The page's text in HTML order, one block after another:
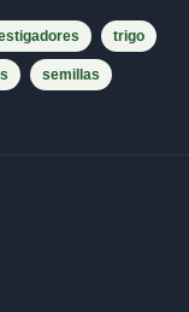
trigo
semillas